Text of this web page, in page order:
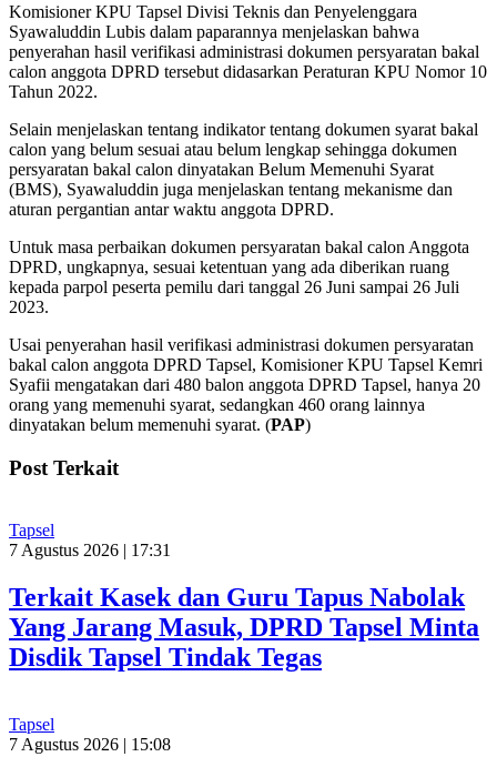
Komisioner KPU Tapsel Divisi Teknis dan Penyelenggara
Syawaluddin Lubis dalam paparannya menjelaskan bahwa
penyerahan hasil verifikasi administrasi dokumen persyaratan bakal
calon anggota DPRD tersebut didasarkan Peraturan KPU Nomor 10
Tahun 2022.
Selain menjelaskan tentang indikator tentang dokumen syarat bakal
calon yang belum sesuai atau belum lengkap sehingga dokumen
persyaratan bakal calon dinyatakan Belum Memenuhi Syarat
(BMS), Syawaluddin juga menjelaskan tentang mekanisme dan
aturan pergantian antar waktu anggota DPRD.
Untuk masa perbaikan dokumen persyaratan bakal calon Anggota
DPRD, ungkapnya, sesuai ketentuan yang ada diberikan ruang
kepada parpol peserta pemilu dari tanggal 26 Juni sampai 26 Juli
2023.
Usai penyerahan hasil verifikasi administrasi dokumen persyaratan
bakal calon anggota DPRD Tapsel, Komisioner KPU Tapsel Kemri
Syafii mengatakan dari 480 balon anggota DPRD Tapsel, hanya 20
orang yang memenuhi syarat, sedangkan 460 orang lainnya
dinyatakan belum memenuhi syarat. (PAP)
Post Terkait
Tapsel
7 Agustus 2026 | 17:31
Terkait Kasek dan Guru Tapus Nabolak
Yang Jarang Masuk, DPRD Tapsel Minta
Disdik Tapsel Tindak Tegas
Tapsel
7 Agustus 2026 | 15:08